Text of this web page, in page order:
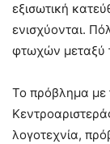
εξισωτική
ενισχύονται.
φτωχών μεταξύ
Το πρόβλημα με
λογοτεχνία,